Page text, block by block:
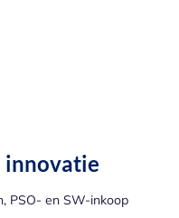
innovatie
PSO- en SW-inkoop